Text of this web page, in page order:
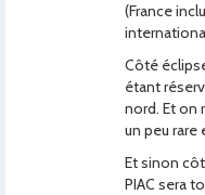
(France
Côté
étant
nord. Et on
un peu
Et sinon
PIAC sera